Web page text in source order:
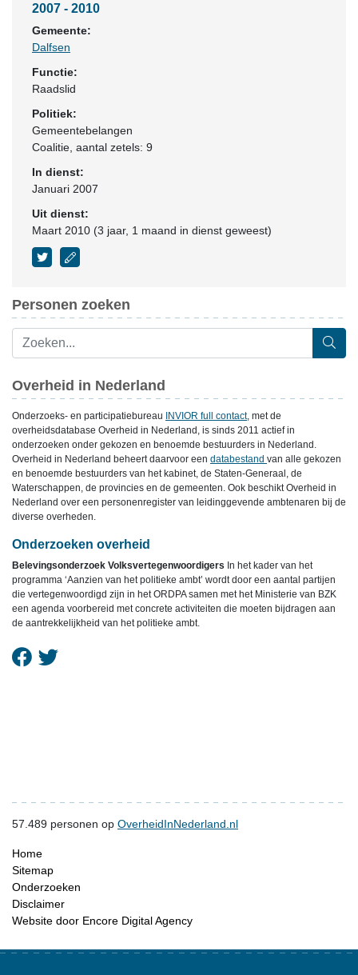
2007 - 2010
Gemeente:
Dalfsen
Functie:
Raadslid
Politiek:
Gemeentebelangen
Coalitie , aantal zetels: 9
In dienst:
Januari 2007
Uit dienst:
Maart 2010 (3 jaar, 1 maand in dienst geweest)
Personen zoeken
Overheid in Nederland
Onderzoeks- en participatiebureau INVIOR full contact, met de
overheidsdatabase Overheid in Nederland, is sinds 2011 actief in
onderzoeken onder gekozen en benoemde bestuurders in Nederland.
Overheid in Nederland beheert daarvoor een databestand van alle gekozen
en benoemde bestuurders van het kabinet, de Staten-Generaal, de
Waterschappen, de provincies en de gemeenten. Ook beschikt Overheid in
Nederland over een personenregister van leidinggevende ambtenaren bij de
diverse overheden.
Onderzoeken overheid
Belevingsonderzoek Volksvertegenwoordigers In het kader van het
programma ‘Aanzien van het politieke ambt’ wordt door een aantal partijen
die vertegenwoordigd zijn in het ORDPA samen met het Ministerie van BZK
een agenda voorbereid met concrete activiteiten die moeten bijdragen aan
de aantrekkelijkheid van het politieke ambt.
57.489 personen op OverheidInNederland.nl
Home
Sitemap
Onderzoeken
Disclaimer
Website door Encore Digital Agency